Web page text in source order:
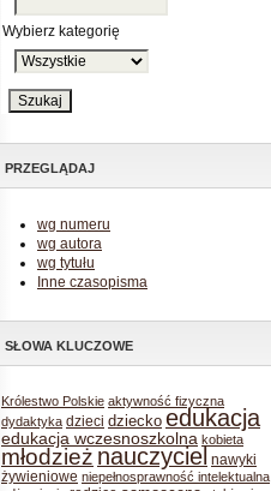
Wybierz kategorię
PRZEGLĄDAJ
wg numeru
wg autora
wg tytułu
Inne czasopisma
SŁOWA KLUCZOWE
Królestwo Polskie aktywność fizyczna
dydaktyka dzieci dziecko edukacja
edukacja wczesnoszkolna kobieta
młodzież nauczyciel nawyki
żywieniowe niepełnosprawność intelektualna